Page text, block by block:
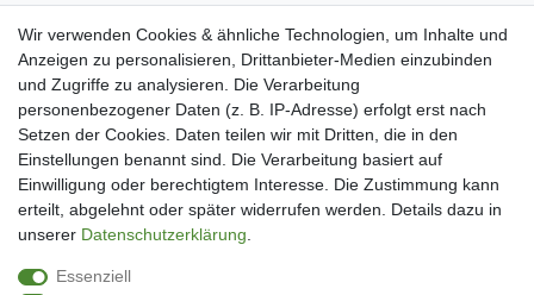
Widerrufsrecht
Warenkorb
Zur Kasse
Mein Konto
Kundenkonto eröffnen
Im Kundenkonto anmelden
Wunschliste
Service
Datenschutzerklärung
Wir verwenden Cookies & ähnliche Technologien, um Inhalte und
Anzeigen zu personalisieren, Drittanbieter-Medien einzubinden
und Zugriffe zu analysieren. Die Verarbeitung
personenbezogener Daten (z. B. IP-Adresse) erfolgt erst nach
Setzen der Cookies. Daten teilen wir mit Dritten, die in den
Einstellungen benannt sind. Die Verarbeitung basiert auf
Einwilligung oder berechtigtem Interesse. Die Zustimmung kann
erteilt, abgelehnt oder später widerrufen werden. Details dazu in
unserer Daten­schutz­erklärung
Essenziell